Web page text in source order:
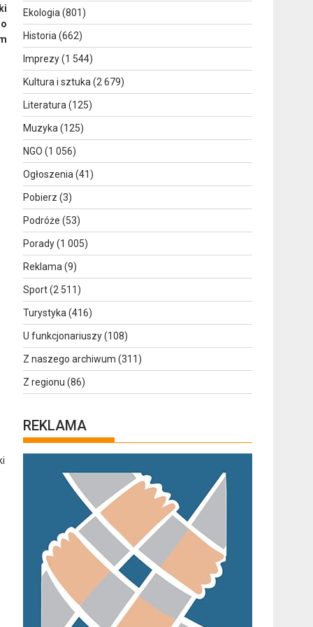
Ekologia (801)
Historia (662)
Imprezy(1 544)
Kultura i sztuka (2 679)
Literatura (125)
Muzyka (125)
NGO (1 056)
Ogłoszenia (41)
Pobierz (3)
Podróże (53)
Porady(1 005)
Reklama (9)
Sport(2 511)
Turystyka (416)
U funkcjonariuszy(108)
Z naszego archiwum (311)
Z regionu (86)
REKLAMA